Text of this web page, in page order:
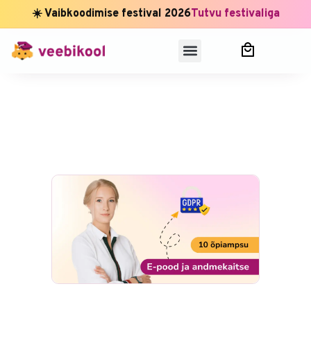
☀️ Vaibkoodimise festival 2026Tutvu festivaliga